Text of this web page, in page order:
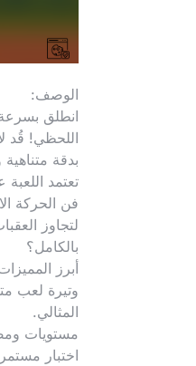
الوصف:
انطلق بسرعة
اللحظي! قُد
بدقة
تعتمد
فن الحركة
لتجاوز
بالكامل؟
أبرز
وتيرة لعب
المثالي.
مستويات
اختبار